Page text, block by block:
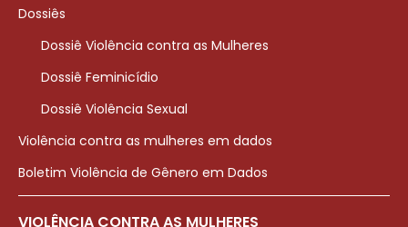
Dossiês
Dossiê Violência contra as Mulheres
Dossiê Feminicídio
Dossiê Violência Sexual
Violência contra as mulheres em dados
Boletim Violência de Gênero em Dados
VIOLÊNCIA CONTRA AS MULHERES